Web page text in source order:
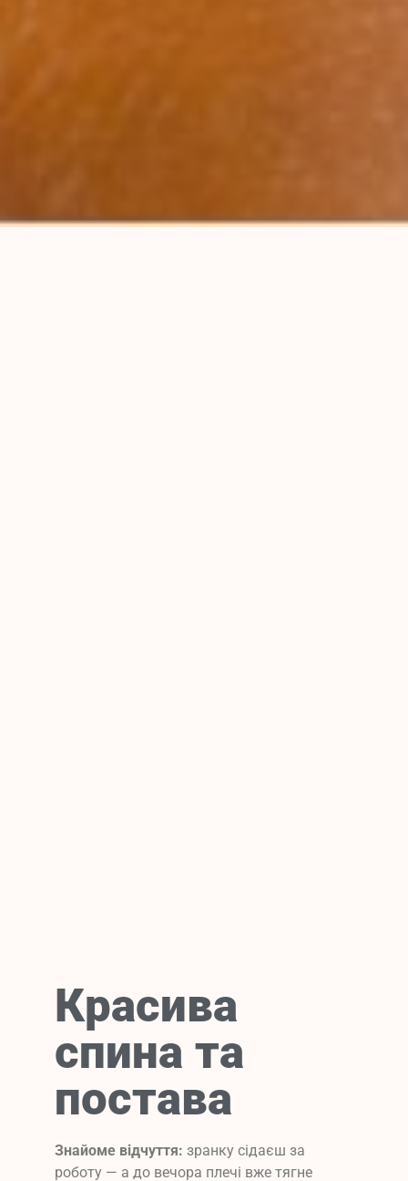
Красива
спина та
постава
Знайоме відчуття: зранку сідаєш за
роботу — а до вечора плечі вже тягне